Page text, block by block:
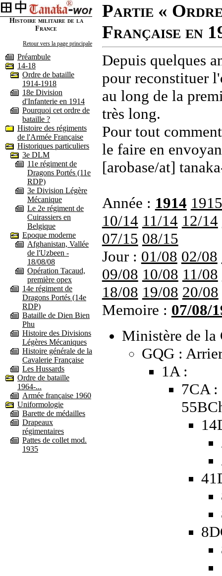
Histoire militaire de la
France
Retour vers la page principale
Préambule
14-18
Ordre de bataille
1914-1918
18e Division
d'Infanterie en 1914
Pourquoi cet ordre de
bataille ?
Histoire des régiments
de l'Armée Française
Historiques particuliers
3e DLM
11e régiment de
Dragons Portés (11e
RDP)
3e Division Légère
Mécanique
Le 2e régiment de
Cuirassiers en
Belgique
Epoque moderne
Afghanistan, Vallée
de l'Uzbeen -
18/08/08
Opération Tacaud,
première opex
14e régiment de
Dragons Portés (14e
RDP)
Bataille de Dien Bien
Phu
Histoire des Divisions
Légères Mécaniques
Histoire générale de la
Cavalerie Française
Les Hussards
Ordre de bataille
1964-...
Armée française 1960
Uniformologie
Barette de médailles
Drapeaux
régimentaires
Pattes de collet mod.
1935
Partie «
Française en
Depuis quelques
pour reconstituer
au long de la
très long.
Pour tout
le faire en
[arobase/at]
Année : 1914 1915
10/14 11/14 12/14
07/15 08/15
Jour : 01/08 02/08
09/08 10/08 11/08
18/08 19/08 20/08
Memoire : 07/08/
Ministère de la
GQG :
1A :
7CA